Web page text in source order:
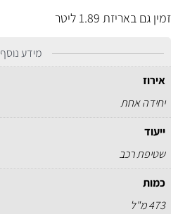
זמין גם באריזת 1.89 ליטר
מידע נוסף
אירוז
יחידה אחת
ייעוד
שטיפת רכב
כמות
473 מ"ל